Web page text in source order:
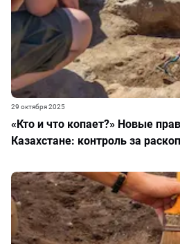
«Кто и что копает?» Новые
Казахстане: контроль за
29 октября 2025